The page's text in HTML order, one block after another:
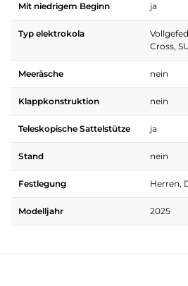
Mit niedrigem Beginn ja
Typ elektrokola
Cross,
Meeräsche nein
Klappkonstruktion nein
Teleskopische Sattelstütze ja
Stand nein
Festlegung Herren,
Modelljahr 2025